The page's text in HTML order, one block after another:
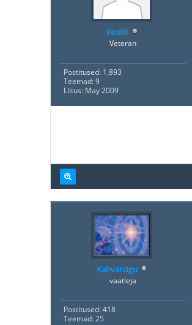
Vesilik
Veteran
Postitused: 1,893
Teemad: 9
Liitus: May 2009
Kahvanägu
vaatleja
Postitused: 418
Teemad: 25